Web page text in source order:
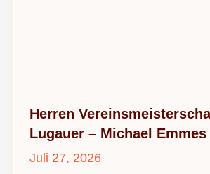
Herren
Lugauer – Michael Emmes
Juli 27, 2026